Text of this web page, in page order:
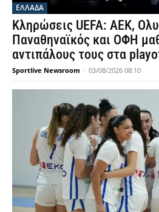
ΕΛΛΑΔΑ
Κληρώσεις UEFA: ΑΕΚ,
Παναθηναϊκός και ΟΦΗ
αντιπάλους τους στα
Sportlive Newsroom - 03/08/2026 08:10